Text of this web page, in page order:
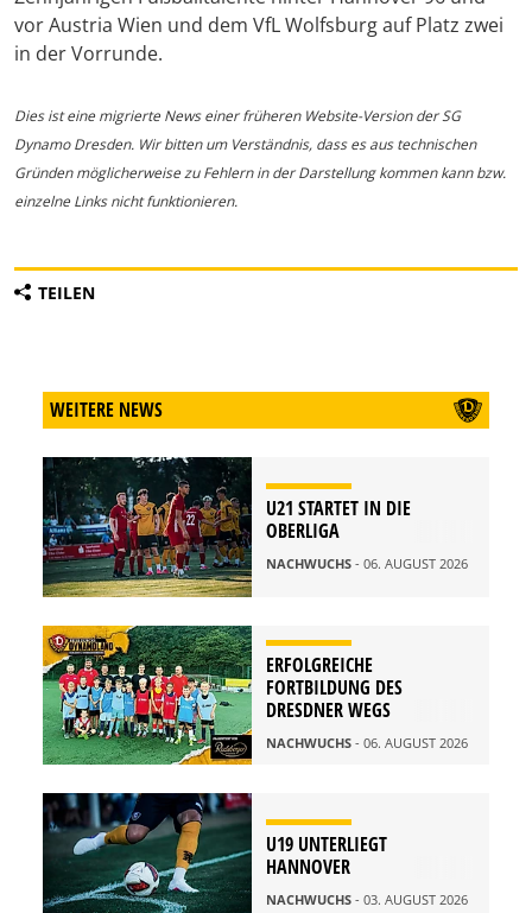
vor Austria Wien und dem VfL Wolfsburg auf Platz zwei
in der Vorrunde.
Dies ist eine migrierte News einer früheren Website-Version der SG
Dynamo Dresden. Wir bitten um Verständnis, dass es aus technischen
Gründen möglicherweise zu Fehlern in der Darstellung kommen kann bzw.
einzelne Links nicht funktionieren.
TEILEN
WEITERE NEWS
U21 STARTET IN DIE
OBERLIGA
NACHWUCHS - 06. AUGUST 2026
ERFOLGREICHE
FORTBILDUNG DES
DRESDNER WEGS
NACHWUCHS - 06. AUGUST 2026
U19 UNTERLIEGT
HANNOVER
NACHWUCHS - 03. AUGUST 2026